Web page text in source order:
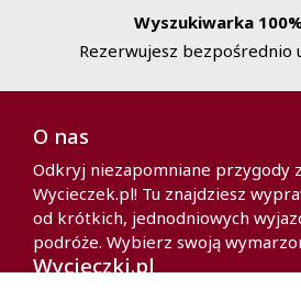
Wyszukiwarka
Rezerwujesz bezpośrednio
O nas
Odkryj niezapomniane przygody
Wycieczek.pl! Tu znajdziesz
od krótkich, jednodniowych
podróże. Wybierz swoją
Wycieczki.pl